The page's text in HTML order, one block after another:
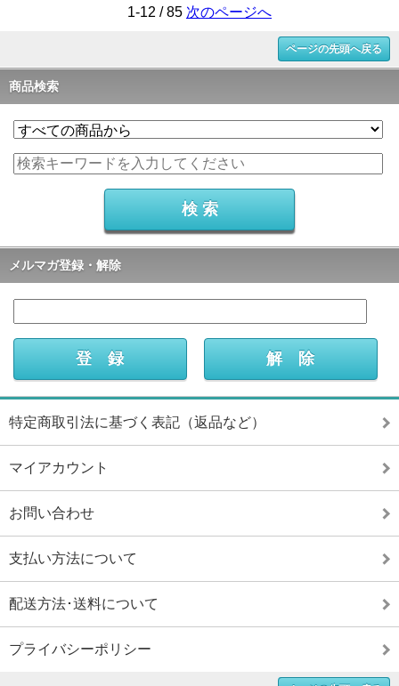
1-12 / 85 次のページへ
ページの先頭へ戻る
商品検索
メルマガ登録・解除
特定商取引法に基づく表記（返品など）
マイアカウント
お問い合わせ
支払い方法について
配送方法･送料について
プライバシーポリシー